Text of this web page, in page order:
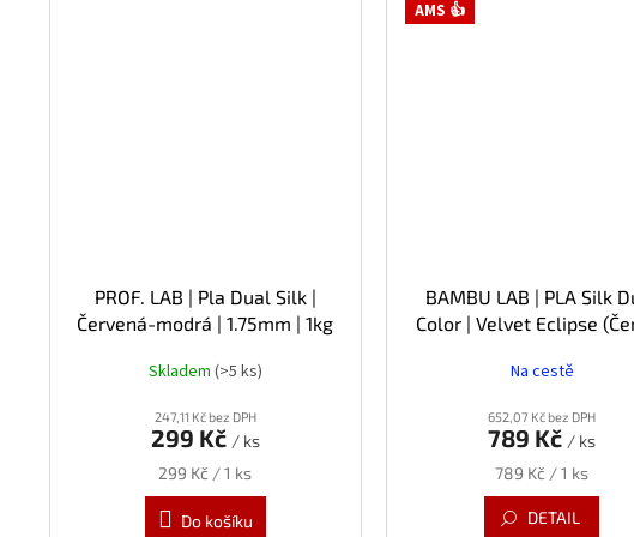
PROF. LAB | Pla Dual Silk |
Červená-modrá | 1.75mm | 1kg
Skladem (>5 ks)
247,11 Kč bez DPH
299 Kč / ks
Měrná
cena:
299 Kč / 1 ks
Do košíku
AMS 👍
BAMBU LAB | PLA Silk
Color | Velvet Eclipse
Na cestě
652,07 Kč bez DPH
789 Kč / ks
Měrná
cena:
789 Kč / 1 ks
DETAIL